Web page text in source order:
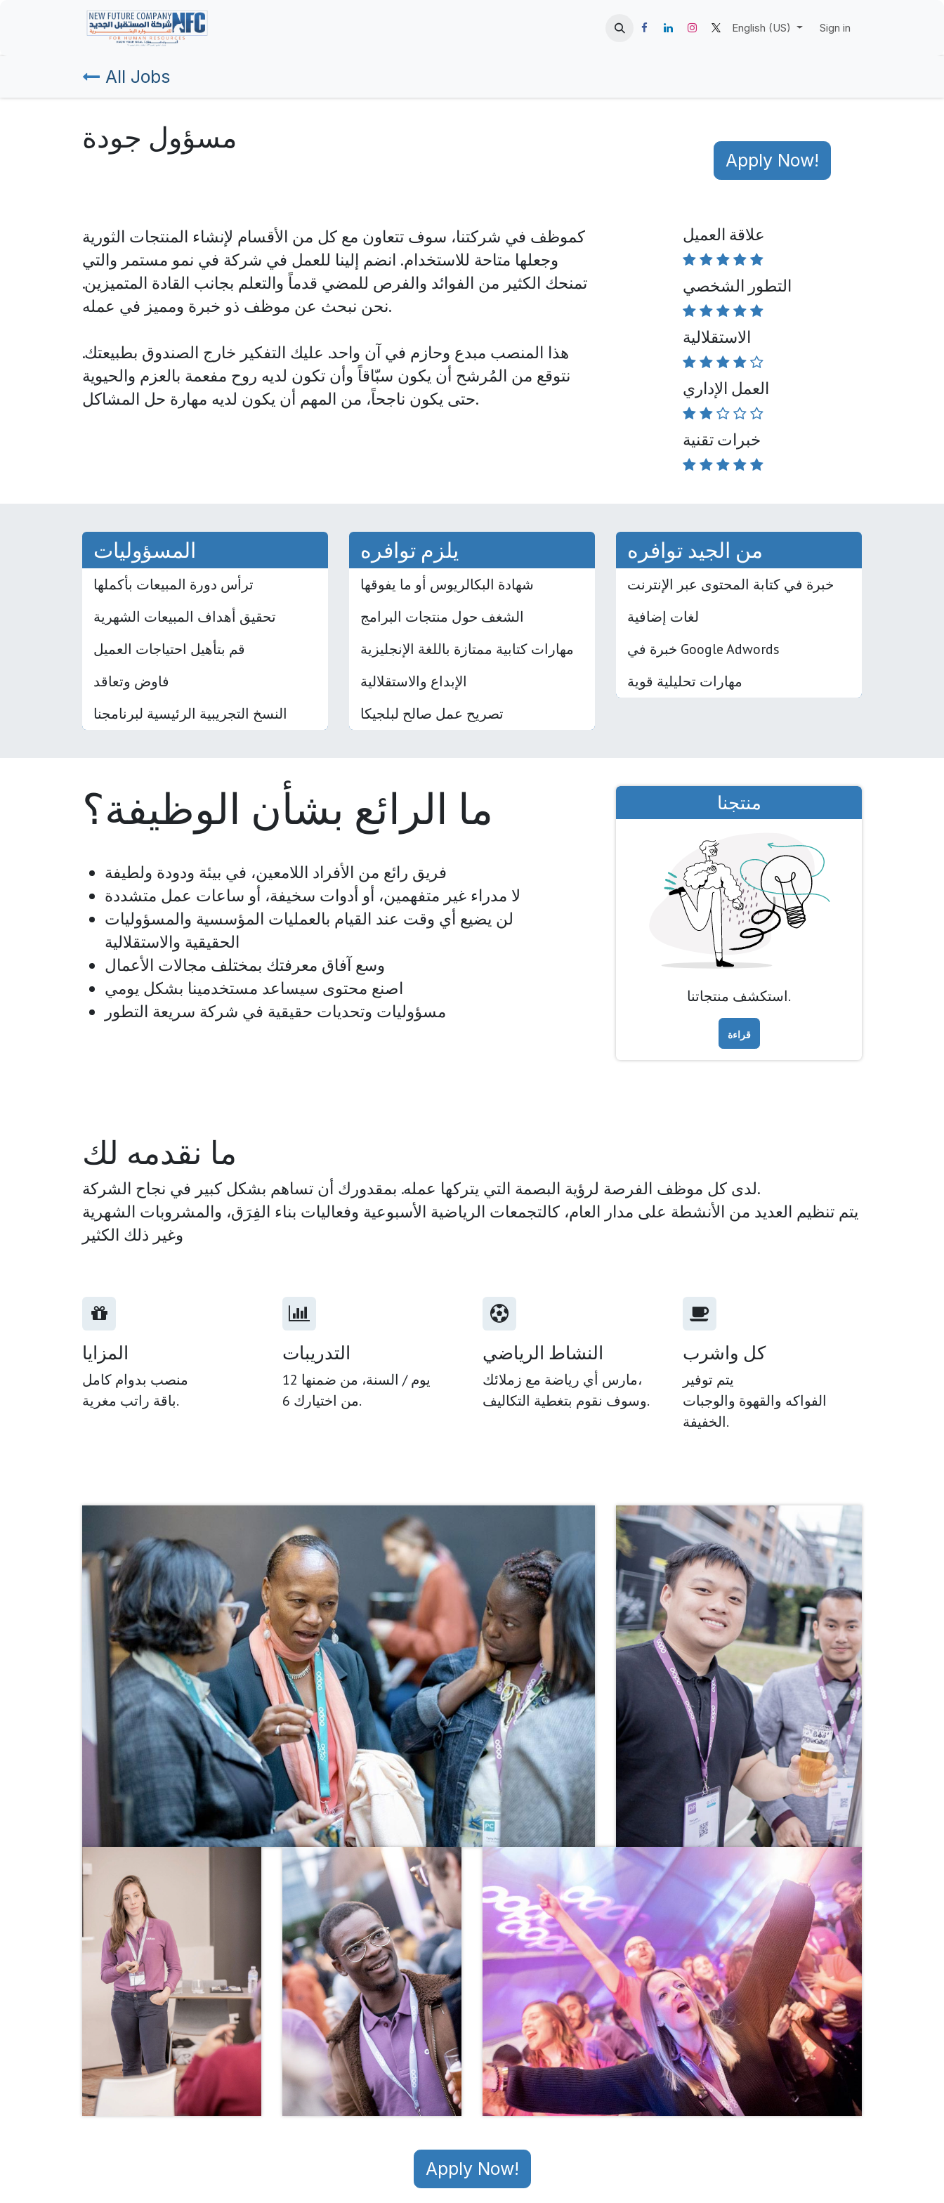
Skip to Content
English (US) Sign in
All Jobs
مسؤول جودة
Apply Now!
كموظف في شركتنا، سوف تتعاون مع كل من الأقسام لإنشاء المنتجات الثورية
وجعلها متاحة للاستخدام. انضم إلينا للعمل في شركة في نمو مستمر والتي
تمنحك الكثير من الفوائد والفرص للمضي قدماً والتعلم بجانب القادة المتميزين.
نحن نبحث عن موظف ذو خبرة ومميز في عمله.
هذا المنصب مبدع وحازم في آن واحد. عليك التفكير خارج الصندوق بطبيعتك.
نتوقع من المُرشح أن يكون سبّاقاً وأن تكون لديه روح مفعمة بالعزم والحيوية
حتى يكون ناجحاً، من المهم أن يكون لديه مهارة حل المشاكل.
علاقة العميل
التطور الشخصي
الاستقلالية
العمل الإداري
خبرات تقنية
المسؤوليات
ترأس دورة المبيعات بأكملها
تحقيق أهداف المبيعات الشهرية
قم بتأهيل احتياجات العميل
فاوض وتعاقد
النسخ التجريبية الرئيسية لبرنامجنا
يلزم توافره
شهادة البكالريوس أو ما يفوقها
الشغف حول منتجات البرامج
مهارات كتابية ممتازة باللغة الإنجليزية
الإبداع والاستقلالية
تصريح عمل صالح لبلجيكا
من الجيد توافره
خبرة في كتابة المحتوى عبر الإنترنت
لغات إضافية
خبرة في Google Adwords
مهارات تحليلية قوية
ما الرائع بشأن الوظيفة؟
فريق رائع من الأفراد اللامعين، في بيئة ودودة ولطيفة
لا مدراء غير متفهمين، أو أدوات سخيفة، أو ساعات عمل متشددة
لن يضيع أي وقت عند القيام بالعمليات المؤسسية والمسؤوليات
الحقيقية والاستقلالية
وسع آفاق معرفتك بمختلف مجالات الأعمال
اصنع محتوى سيساعد مستخدمينا بشكل يومي
مسؤوليات وتحديات حقيقية في شركة سريعة التطور
منتجنا
استكشف منتجاتنا.
قراءة
ما نقدمه لك
لدى كل موظف الفرصة لرؤية البصمة التي يتركها عمله. بمقدورك أن تساهم بشكل كبير في نجاح الشركة.
يتم تنظيم العديد من الأنشطة على مدار العام، كالتجمعات الرياضية الأسبوعية وفعاليات بناء الفِرَق، والمشروبات الشهرية
وغير ذلك الكثير
المزايا
منصب بدوام كامل
باقة راتب مغرية.
التدريبات
12 يوم / السنة، من ضمنها
6 من اختيارك.
النشاط الرياضي
مارس أي رياضة مع زملائك،
وسوف نقوم بتغطية التكاليف.
كل واشرب
يتم توفير
الفواكه والقهوة والوجبات
الخفيفة.
Apply Now!